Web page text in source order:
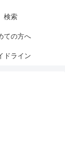
検索
ての方へ
ドライン